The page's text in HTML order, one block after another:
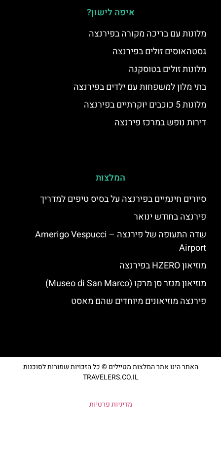
איפה לישון?
מלונות עם בריכה מקורה בפירנצה
גסטהאוסים זולים בפירנצה
מלונות זולים בטוסקנה
בתי מלון למשפחות עם ילדים בפירנצה
מלונות 5 כוכבים יוקרתיים בפירנצה
דירות נופש במרכז פירנצה
המלצות
סיורים חינמיים בפירנצה על בסיס טיפים למדריך
פירנצה בחודש ינואר
שדה התעופה של פירנצה – Amerigo Vespucci
Airport
מוזיאון HZERO בפירנצה
מוזיאון מנזר סן מרקו (Museo di San Marco)
פירנצה מוזיאונים מיוחדים שהם מאסט
האתר הינו אתר המלצות מטיילים © כל הזכויות שמורות לסוכנות
TRAVELERS.CO.IL
מדיניות פרטיות